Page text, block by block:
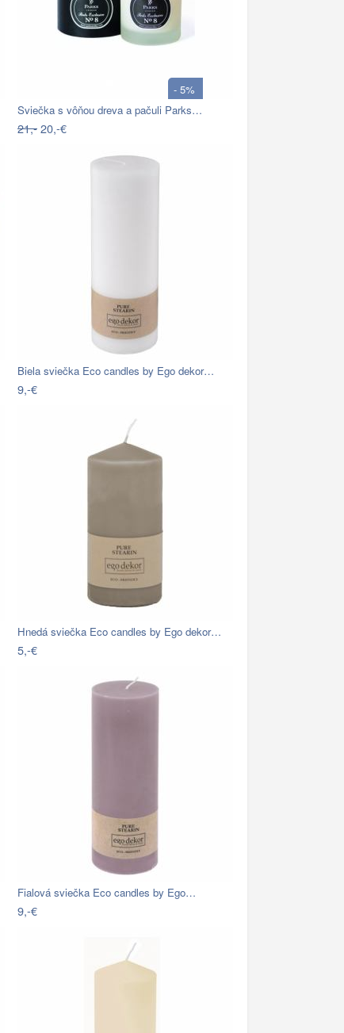
- 5%
Sviečka s vôňou dreva a pačuli Parks…
21,-20,-€
Biela sviečka Eco candles by Ego dekor…
9,-€
Hnedá sviečka Eco candles by Ego dekor…
5,-€
Fialová sviečka Eco candles by Ego…
9,-€